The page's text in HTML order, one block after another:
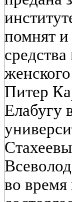
помнят
Питер
Елабугу
во время